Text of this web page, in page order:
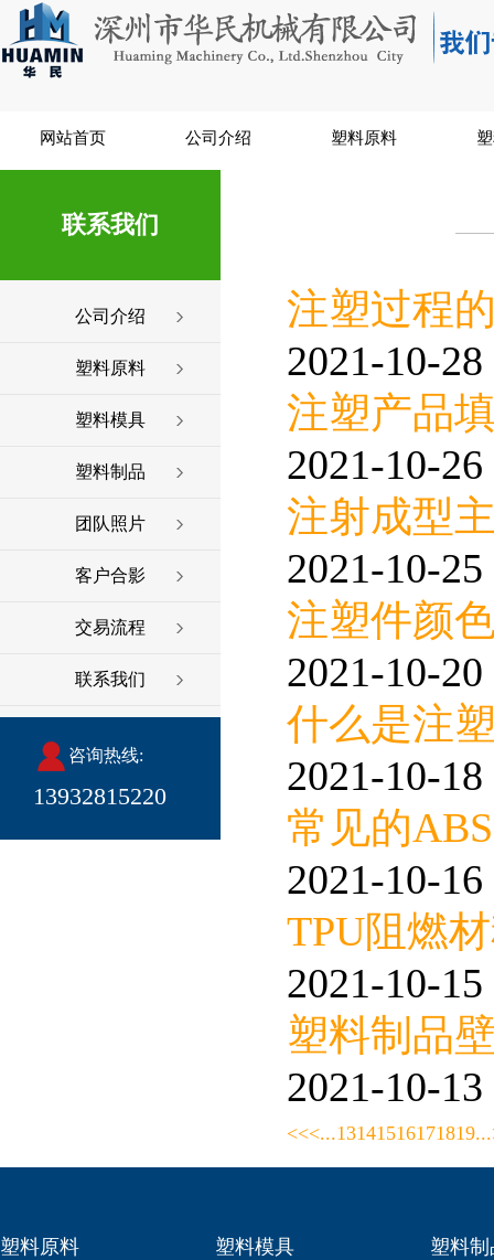
网站首页 公司介绍 塑料原料
联系我们
公司介绍
塑料原料
塑料模具
塑料制品
团队照片
客户合影
交易流程
联系我们
咨询热线:
13932815220
注塑过程
2021-10-
注塑产品
2021-10-
注射成型
2021-10-
注塑件颜
2021-10-
什么是注
2021-10-
常见的
2021-10-
TPU阻燃
2021-10-
塑料制品
2021-10-
<<<...13141516171819...
塑料原料 塑料模具 塑料制